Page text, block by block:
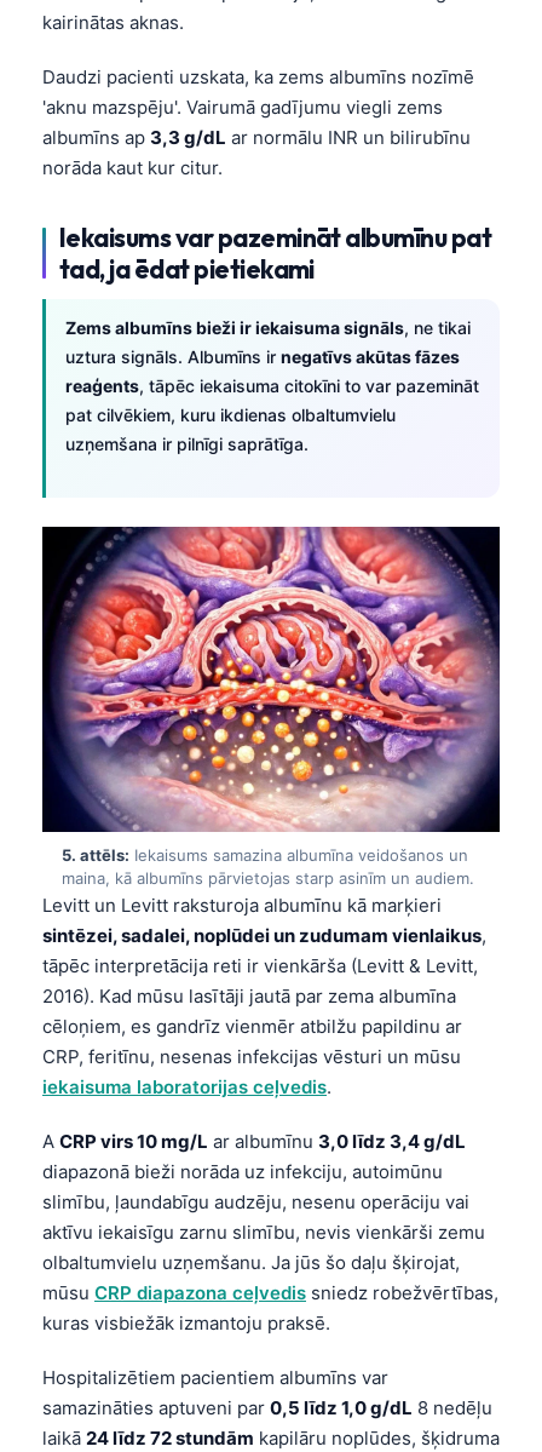
kairinātas aknas.
Daudzi pacienti uzskata, ka zems albumīns nozīmē
'aknu mazspēju'. Vairumā gadījumu viegli zems
albumīns ap 3,3 g/dL ar normālu INR un bilirubīnu
norāda kaut kur citur.
Iekaisums var pazemināt albumīnu pat
tad, ja ēdat pietiekami
Zems albumīns bieži ir iekaisuma signāls, ne tikai
uztura signāls. Albumīns ir negatīvs akūtas fāzes
reaģents, tāpēc iekaisuma citokīni to var pazemināt
pat cilvēkiem, kuru ikdienas olbaltumvielu
uzņemšana ir pilnīgi saprātīga.
5. attēls: Iekaisums samazina albumīna veidošanos un
maina, kā albumīns pārvietojas starp asinīm un audiem.
Levitt un Levitt raksturoja albumīnu kā marķieri
sintēzei, sadalei, noplūdei un zudumam vienlaikus,
tāpēc interpretācija reti ir vienkārša (Levitt & Levitt,
2016). Kad mūsu lasītāji jautā par zema albumīna
cēloņiem, es gandrīz vienmēr atbilžu papildinu ar
CRP, feritīnu, nesenas infekcijas vēsturi un mūsu
iekaisuma laboratorijas ceļvedis.
A CRP virs 10 mg/L ar albumīnu 3,0 līdz 3,4 g/dL
diapazonā bieži norāda uz infekciju, autoimūnu
slimību, ļaundabīgu audzēju, nesenu operāciju vai
aktīvu iekaisīgu zarnu slimību, nevis vienkārši zemu
olbaltumvielu uzņemšanu. Ja jūs šo daļu šķirojat,
mūsu CRP diapazona ceļvedis sniedz robežvērtības,
kuras visbiežāk izmantoju praksē.
Hospitalizētiem pacientiem albumīns var
samazināties aptuveni par 0,5 līdz 1,0 g/dL 8 nedēļu
laikā 24 līdz 72 stundām kapilāru noplūdes, šķidruma
ພາສາລາວ
Basa Jawa
Кыргызча
Татар теле
Esperanto
Ślōnskŏ gŏdka
Norsk bokmål